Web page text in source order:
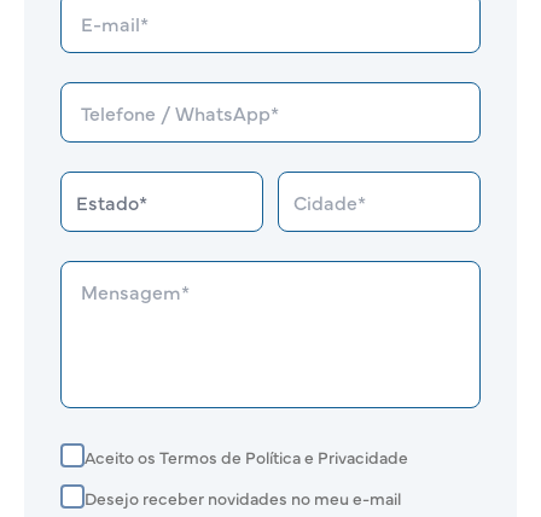
Aceito os Termos de Política e Privacidade
Desejo receber novidades no meu e-mail